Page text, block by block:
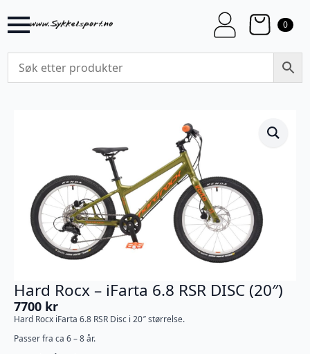
0
Hard Rocx – iFarta 6.8 RSR DISC (20″)
7700 kr
Hard Rocx iFarta 6.8 RSR Disc i 20″ størrelse.
Passer fra ca 6 – 8 år.